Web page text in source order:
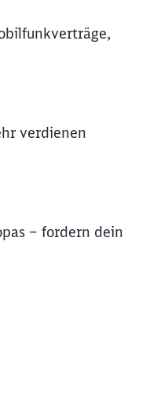
verdienen
– fordern dein